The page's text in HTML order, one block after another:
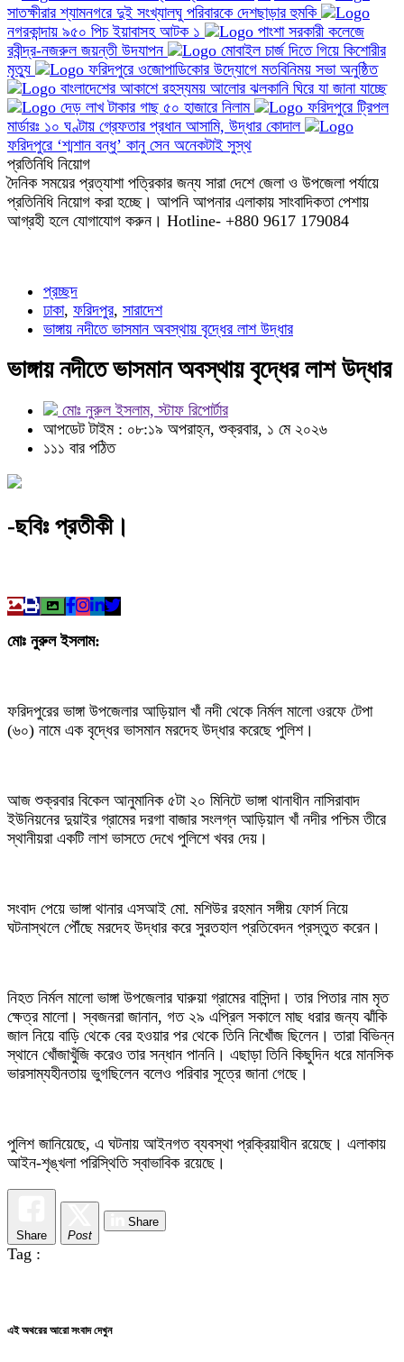
সাতক্ষীরার শ্যামনগরে দুই সংখ্যালঘু পরিবারকে দেশছাড়ার হুমকি
নগরকান্দায় ৯৫০ পিচ ইয়াবাসহ আটক ১
পাংশা সরকারী কলেজে
রবীন্দ্র-নজরুল জয়ন্তী উদযাপন
মোবাইল চার্জ দিতে গিয়ে কিশোরীর
মৃত্যু
ফরিদপুরে ওজোপাডিকোর উদ্যোগে মতবিনিময় সভা অনুষ্ঠিত
বাংলাদেশের আকাশে রহস্যময় আলোর ঝলকানি ঘিরে যা জানা যাচ্ছে
দেড় লাখ টাকার গাছ ৫০ হাজারে নিলাম
ফরিদপুরে ট্রিপল
মার্ডারঃ ১০ ঘণ্টায় গ্রেফতার প্রধান আসামি, উদ্ধার কোদাল
ফরিদপুরে ‘শ্মশান বন্ধু’ কানু সেন অনেকটাই সুস্থ
প্রতিনিধি নিয়োগ
দৈনিক সময়ের প্রত্যাশা পত্রিকার জন্য সারা দেশে জেলা ও উপজেলা পর্যায়ে
প্রতিনিধি নিয়োগ করা হচ্ছে। আপনি আপনার এলাকায় সাংবাদিকতা পেশায়
আগ্রহী হলে যোগাযোগ করুন। Hotline- +880 9617 179084
প্রচ্ছদ
ঢাকা, ফরিদপুর, সারাদেশ
ভাঙ্গায় নদীতে ভাসমান অবস্থায় বৃদ্ধের লাশ উদ্ধার
ভাঙ্গায় নদীতে ভাসমান অবস্থায় বৃদ্ধের লাশ উদ্ধার
মোঃ নুরুল ইসলাম, স্টাফ রিপোর্টার
আপডেট টাইম : ০৮:১৯ অপরাহ্ন, শুক্রবার, ১ মে ২০২৬
১১১ বার পঠিত
-ছবিঃ প্রতীকী।
মোঃ নুরুল ইসলাম:
ফরিদপুরের ভাঙ্গা উপজেলার আড়িয়াল খাঁ নদী থেকে নির্মল মালো ওরফে টেপা
(৬০) নামে এক বৃদ্ধের ভাসমান মরদেহ উদ্ধার করেছে পুলিশ।
আজ শুক্রবার বিকেল আনুমানিক ৫টা ২০ মিনিটে ভাঙ্গা থানাধীন নাসিরাবাদ
ইউনিয়নের দুয়াইর গ্রামের দরগা বাজার সংলগ্ন আড়িয়াল খাঁ নদীর পশ্চিম তীরে
স্থানীয়রা একটি লাশ ভাসতে দেখে পুলিশে খবর দেয়।
সংবাদ পেয়ে ভাঙ্গা থানার এসআই মো. মশিউর রহমান সঙ্গীয় ফোর্স নিয়ে
ঘটনাস্থলে পৌঁছে মরদেহ উদ্ধার করে সুরতহাল প্রতিবেদন প্রস্তুত করেন।
নিহত নির্মল মালো ভাঙ্গা উপজেলার ঘারুয়া গ্রামের বাসিন্দা। তার পিতার নাম মৃত
ক্ষেত্র মালো। স্বজনরা জানান, গত ২৯ এপ্রিল সকালে মাছ ধরার জন্য ঝাঁকি
জাল নিয়ে বাড়ি থেকে বের হওয়ার পর থেকে তিনি নিখোঁজ ছিলেন। তারা বিভিন্ন
স্থানে খোঁজাখুঁজি করেও তার সন্ধান পাননি। এছাড়া তিনি কিছুদিন ধরে মানসিক
ভারসাম্যহীনতায় ভুগছিলেন বলেও পরিবার সূত্রে জানা গেছে।
পুলিশ জানিয়েছে, এ ঘটনায় আইনগত ব্যবস্থা প্রক্রিয়াধীন রয়েছে। এলাকায়
আইন-শৃঙ্খলা পরিস্থিতি স্বাভাবিক রয়েছে।
Share Post
Share
Tag :
এই অথরের আরো সংবাদ দেখুন